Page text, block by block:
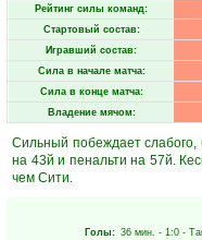
Рейтинг силы команд:
Стартовый состав:
Игравший состав:
Сила в начале матча:
Сила в конце матча:
Владение мячом:
Сильный побеждает слабого,
на 43й и пенальти на 57й.
чем Сити.
Голы: 36 мин. - 1:0 -